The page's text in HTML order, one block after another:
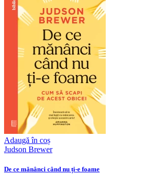
Adaugă în coș
Judson Brewer
De ce mănânci când nu ți-e foame